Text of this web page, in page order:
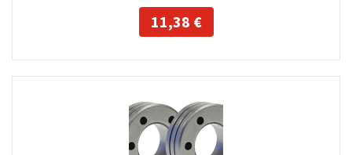
11,38 €